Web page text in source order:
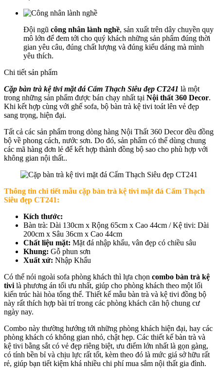
Đội ngũ công nhân lành nghề, sản xuất trên dây chuyền quy
mô lớn để đem tới cho quý khách những sản phẩm đúng thời
gian yêu câu, đúng chất lượng và đúng kiểu dáng mà mình
yêu thích.
Chi tiết sản phẩm
Cặp bàn trà kệ tivi mặt đá Cẩm Thạch Siêu đẹp CT241 là một
trong những sản phẩm được bán chạy nhất tại Nội thất 360 Decor.
Khi kết hợp cùng với ghế sofa, bộ bàn trà kệ tivi toát lên vẻ đẹp
sang trọng, hiện đại.
Tất cả các sản phẩm trong dòng hàng Nội Thất 360 Decor đều đồng
bộ về phong cách, nước sơn. Do đó, sản phẩm có thể dùng chung
các mã hàng đơn lẻ để kết hợp thành đồng bộ sao cho phù hợp với
không gian nội thất..
Thông tin chi tiết mẫu cặp bàn trà kệ tivi mặt đá Cẩm Thạch
Siêu đẹp CT241:
Kích thước:
Bàn trà: Dài 130cm x Rộng 65cm x Cao 44cm / Kệ tivi: Dài
200cm x Sâu 36cm x Cao 44cm
Chất liệu mặt: Mặt đá nhập khẩu, vân đẹp có chiều sâu
Khung: Gỗ phun sơn
Xuất xứ: Nhập Khẩu
Có thể nói ngoài sofa phòng khách thì lựa chọn combo bàn trà kệ
tivi là phương án tối ưu nhất, giúp cho phòng khách theo một lối
kiến trúc hài hòa tổng thể. Thiết kế mẫu bàn trà và kệ tivi đồng bộ
này rất thích hợp bài trí trong các phòng khách căn hộ chung cư
ngày nay.
Combo này thường hướng tới những phòng khách hiện đại, hay các
phòng khách có không gian nhỏ, chật hẹp. Các thiết kế bàn trà và
kệ tivi bằng sắt có vẻ đẹp riêng biệt, ưu điểm lớn nhất là gọn gàng,
có tính bền bỉ và chịu lực rất tốt, kèm theo đó là mức giá sở hữu rất
rẻ, giúp bạn tiết kiệm khá nhiều chi phí mua sắm nội thất gia đình.